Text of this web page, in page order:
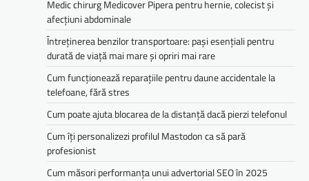
Medic chirurg Medicover Pipera pentru hernie, colecist și
afecțiuni abdominale
Întreținerea benzilor transportoare: pași esențiali pentru
durată de viață mai mare și opriri mai rare
Cum funcționează reparațiile pentru daune accidentale la
telefoane, fără stres
Cum poate ajuta blocarea de la distanță dacă pierzi telefonul
Cum îți personalizezi profilul Mastodon ca să pară
profesionist
Cum măsori performanța unui advertorial SEO în 2025